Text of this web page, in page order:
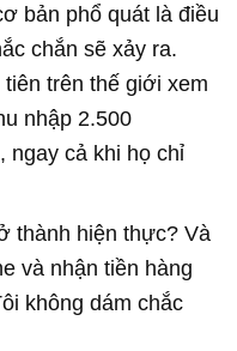
bản phổ quát là điều
chắn sẽ xảy ra.
trên thế giới xem
nhập 2.500
ngay cả khi họ chỉ
thành hiện thực? Và
và nhận tiền hàng
không dám chắc